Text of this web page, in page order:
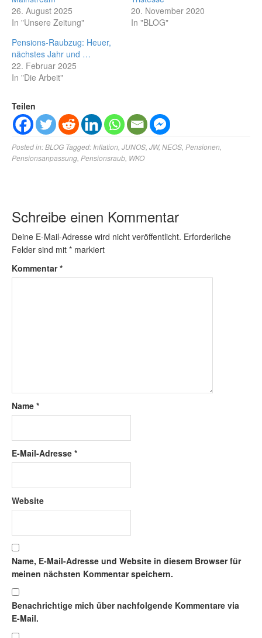
26. August 2025
In "Unsere Zeitung"
20. November 2020
In "BLOG"
Pensions-Raubzug: Heuer,
nächstes Jahr und …
22. Februar 2025
In "Die Arbeit"
Teilen
Posted in:BLOG Tagged: Inflation JUNOS JW, NEOS Pensionen
Pensionsanpassung Pensionsraub WKO
Schreibe einen Kommentar
Deine E-Mail-Adresse wird nicht veröffentlicht. Erforderliche
Felder sind mit * markiert
Kommentar*
Name *
E-Mail-Adresse *
Website
Name, E-Mail-Adresse und Website in diesem Browser für
meinen nächsten Kommentar speichern.
Benachrichtige mich über nachfolgende Kommentare via
E-Mail.